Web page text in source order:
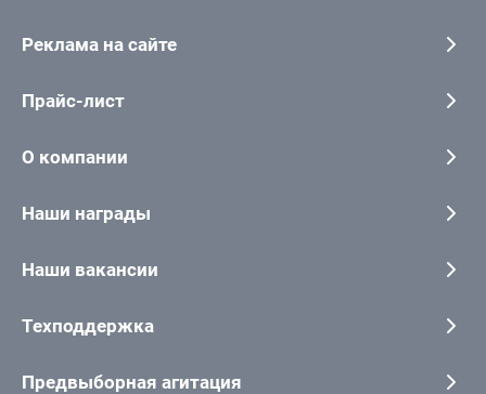
Реклама на сайте
Прайс-лист
О компании
Наши награды
Наши вакансии
Техподдержка
Предвыборная агитация